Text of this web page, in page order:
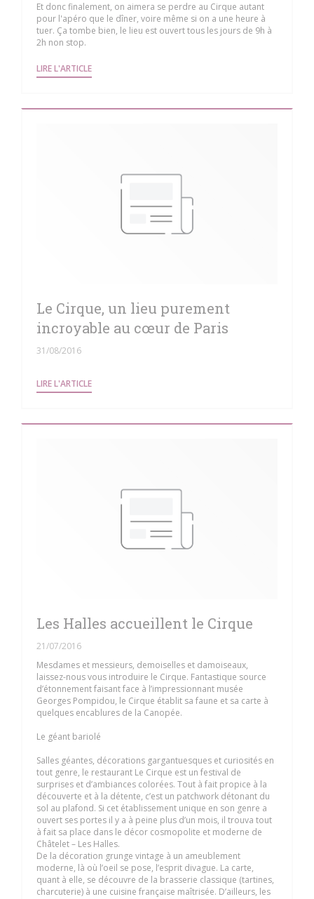
Et donc finalement, on aimera se perdre au Cirque autant
pour l'apéro que le dîner, voire même si on a une heure à
tuer. Ça tombe bien, le lieu est ouvert tous les jours de 9h à
2h non stop.
LIRE L'ARTICLE((OUVRE UNE NOUVELLE FENÊTRE))
Le Cirque, un lieu purement
incroyable au cœur de Paris
31/08/2016
LIRE L'ARTICLE((OUVRE UNE NOUVELLE FENÊTRE))
Les Halles accueillent le Cirque
21/07/2016
Mesdames et messieurs, demoiselles et damoiseaux,
laissez-nous vous introduire le Cirque. Fantastique source
d’étonnement faisant face à l’impressionnant musée
Georges Pompidou, le Cirque établit sa faune et sa carte à
quelques encablures de la Canopée.
Le géant bariolé
Salles géantes, décorations gargantuesques et curiosités en
tout genre, le restaurant Le Cirque est un festival de
surprises et d’ambiances colorées. Tout à fait propice à la
découverte et à la détente, c’est un patchwork détonant du
sol au plafond. Si cet établissement unique en son genre a
ouvert ses portes il y a à peine plus d’un mois, il trouva tout
à fait sa place dans le décor cosmopolite et moderne de
Châtelet – Les Halles.
De la décoration grunge vintage à un ameublement
moderne, là où l’oeil se pose, l’esprit divague. La carte,
quant à elle, se découvre de la brasserie classique (tartines,
charcuterie) à une cuisine française maîtrisée. D’ailleurs, les